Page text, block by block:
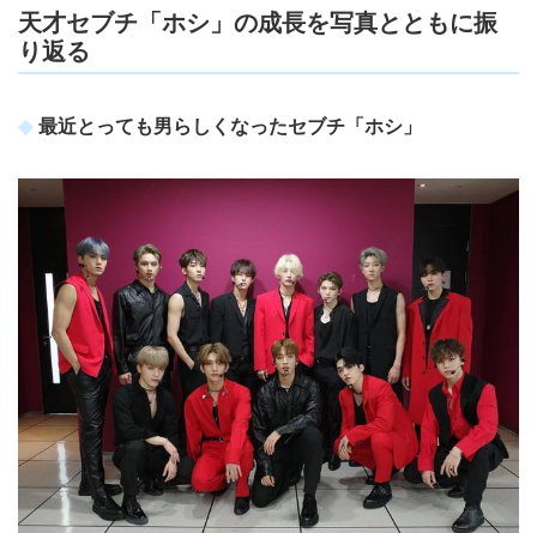
天才セブチ「ホシ」の成長を写真とともに振
り返る
最近とっても男らしくなったセブチ「ホシ」